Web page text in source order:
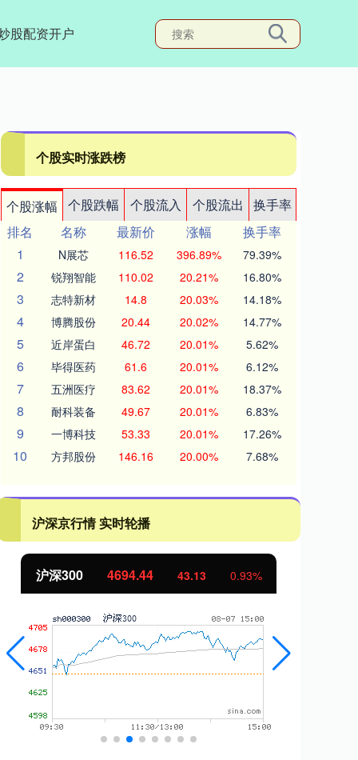
股配资开户
个股实时涨跌榜
个股涨幅 个股跌幅 个股流入 个股流出
换手率
排名
名称 最新价 涨幅
换手率
1
N展芯 116.52 396.89% 79.39%
2 锐翔智能 110.02 20.21% 16.80%
3 志特新材 14.8 20.03% 14.18%
4 博腾股份 20.44 20.02% 14.77%
5 近岸蛋白 46.72 20.01% 5.62%
6 毕得医药 61.6 20.01% 6.12%
7 五洲医疗 83.62 20.01% 18.37%
8 耐科装备 49.67 20.01% 6.83%
9 一博科技 53.33 20.01% 17.26%
10 方邦股份 146.16 20.00% 7.68%
沪深京行情 实时轮播
北证50 1134.24 11.37 1.01%